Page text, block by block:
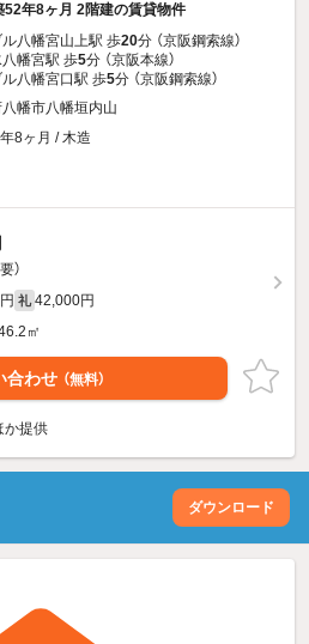
年8ヶ月 2階建の賃貸物件
八幡宮山上駅 歩20分 （京阪鋼索線）
幡宮駅 歩5分 （京阪本線）
八幡宮口駅 歩5分 （京阪鋼索線）
幡市八幡垣内山
8ヶ月 / 木造
）
礼 42,000円
㎡
合わせ （無料）
か提供
ダウンロード